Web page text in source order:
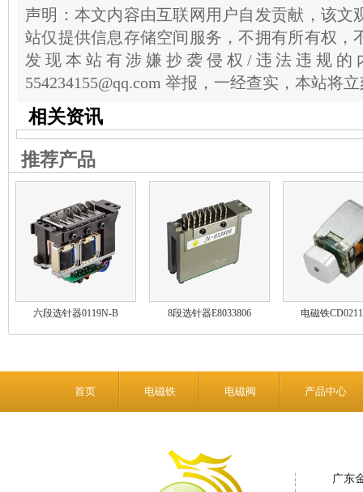
声明：本文内容由互联网用户自发贡献，该文
站仅提供信息存储空间服务，不拥有所有权，
发现本站有涉嫌抄袭侵权/违法违规的
554234155@qq.com 举报，一经查实，本站将
相关资讯
推荐产品
六段选针器0119N-B 8段选针器E8033806 电磁铁
首页 电磁铁 电磁阀 产品中心
广东